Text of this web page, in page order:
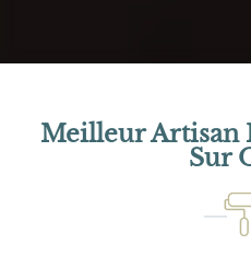
Meilleur Artisan
Sur